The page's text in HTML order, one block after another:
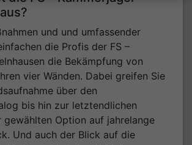
und und umfassender
die Profis der FS –
die Bekämpfung von
vier Wänden. Dabei greifen Sie
über den
bis hin zur letztendlichen
gewählten Option auf jahrelange
Und auch der Blick auf die